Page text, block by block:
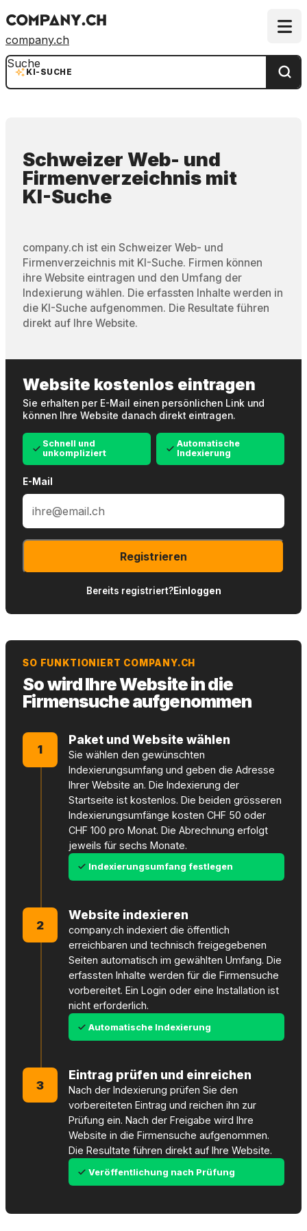
company.ch
KI-SUCHE
Suche
Schweizer Web- und
Firmenverzeichnis mit
KI-Suche
company.ch ist ein Schweizer Web- und
Firmenverzeichnis mit KI-Suche. Firmen können
ihre Website eintragen und den Umfang der
Indexierung wählen. Die erfassten Inhalte werden in
die KI-Suche aufgenommen. Die Resultate führen
direkt auf Ihre Website.
Website kostenlos eintragen
Sie erhalten per E-Mail einen persönlichen Link und
können Ihre Website danach direkt eintragen.
Schnell und
unkompliziert
Automatische
Indexierung
E-Mail
Registrieren
Bereits registriert?Einloggen
SO FUNKTIONIERT COMPANY.CH
So wird Ihre Website in die
Firmensuche aufgenommen
1
Paket und Website wählen
Sie wählen den gewünschten
Indexierungsumfang und geben die Adresse
Ihrer Website an. Die Indexierung der
Startseite ist kostenlos. Die beiden grösseren
Indexierungsumfänge kosten CHF 50 oder
CHF 100 pro Monat. Die Abrechnung erfolgt
jeweils für sechs Monate.
Indexierungsumfang festlegen
2
Website indexieren
company.ch indexiert die öffentlich
erreichbaren und technisch freigegebenen
Seiten automatisch im gewählten Umfang. Die
erfassten Inhalte werden für die Firmensuche
vorbereitet. Ein Login oder eine Installation ist
nicht erforderlich.
Automatische Indexierung
3
Eintrag prüfen und einreichen
Nach der Indexierung prüfen Sie den
vorbereiteten Eintrag und reichen ihn zur
Prüfung ein. Nach der Freigabe wird Ihre
Website in die Firmensuche aufgenommen.
Die Resultate führen direkt auf Ihre Website.
Veröffentlichung nach Prüfung